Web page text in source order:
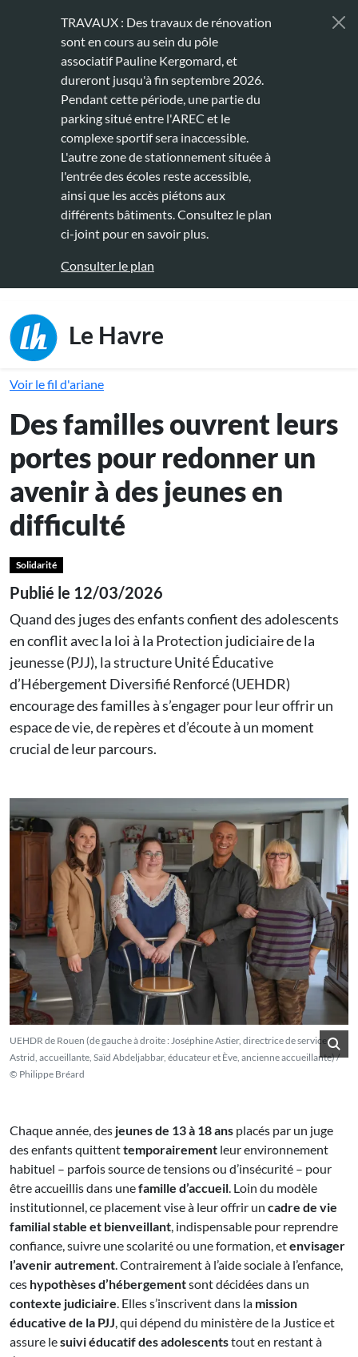
TRAVAUX : Des travaux de rénovation
sont en cours au sein du pôle
associatif Pauline Kergomard, et
dureront jusqu'à fin septembre 2026.
Pendant cette période, une partie du
parking situé entre l'AREC et le
complexe sportif sera inaccessible.
L'autre zone de stationnement située à
l'entrée des écoles reste accessible,
ainsi que les accès piétons aux
différents bâtiments. Consultez le plan
ci-joint pour en savoir plus.
Consulter le plan
Le Havre
Voir le fil d'ariane
Des familles ouvrent leurs
portes pour redonner un
avenir à des jeunes en
difficulté
Solidarité
Publié le 12/03/2026
Quand des juges des enfants confient des adolescents
en conflit avec la loi à la Protection judiciaire de la
jeunesse (PJJ), la structure Unité Éducative
d’Hébergement Diversifié Renforcé (UEHDR)
encourage des familles à s’engager pour leur offrir un
espace de vie, de repères et d’écoute à un moment
crucial de leur parcours.
UEHDR de Rouen (de gauche à droite : Joséphine Astier, directrice de service,
Astrid, accueillante, Saïd Abdeljabbar, éducateur et Ève, ancienne accueillante) /
© Philippe Bréard
Chaque année, des jeunes de 13 à 18 ans placés par un juge
des enfants quittenttemporairement leur environnement
habituel – parfois source de tensions ou d’insécurité – pour
être accueillis dans unefamille d’accueil. Loin du modèle
institutionnel, ce placement vise à leur offrir un cadre de vie
familial stable et bienveillant, indispensable pour reprendre
confiance, suivre une scolarité ou une formation, etenvisager
l’avenir autrement. Contrairement à l’aide sociale à l’enfance,
ces hypothèses d’hébergementsont décidées dans un
contexte judiciaire. Elles s’inscrivent dans la mission
éducative de la PJJ, qui dépend du ministère de la Justice et
assure lesuivi éducatif des adolescentstout en restant à